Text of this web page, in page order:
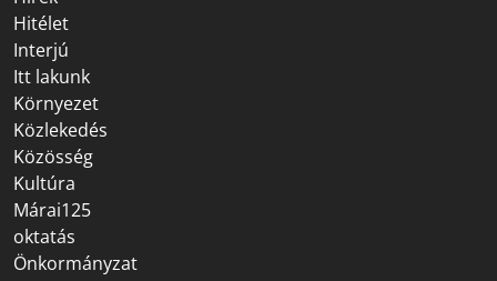
Hitélet
Interjú
Itt lakunk
Környezet
Közlekedés
Közösség
Kultúra
Márai125
oktatás
Önkormányzat